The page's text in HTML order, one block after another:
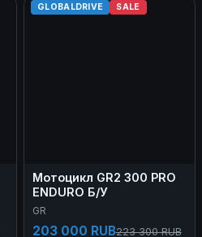
GLOBALDRIVE SALE
Мотоцикл GR2 300 PRO
ENDURO Б/У
GR
203 000 RUB223 300 RUB